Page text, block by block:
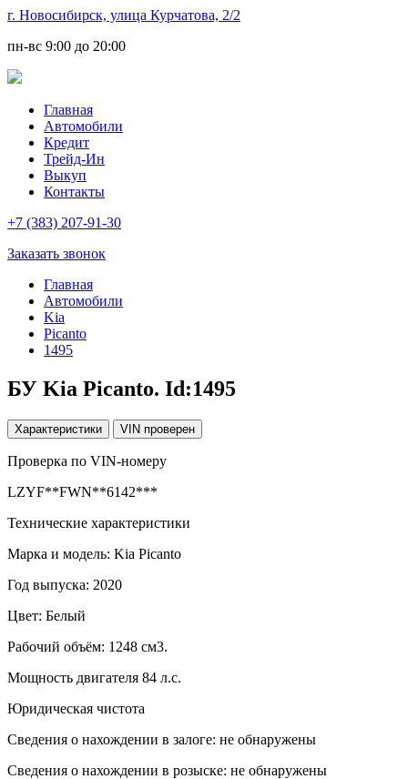
г. Новосибирск, улица Курчатова, 2/2
пн-вс 9:00 до 20:00
Главная
Автомобили
Кредит
Трейд-Ин
Выкуп
Контакты
+7 (383) 207-91-30
Заказать звонок
Главная
Автомобили
Kia
Picanto
1495
БУ Kia Picanto. Id:1495
Характеристики VIN проверен
Проверка по VIN-номеру
LZYF**FWN**6142***
Технические характеристики
Марка и модель: Kia Picanto
Год выпуска: 2020
Цвет: Белый
Рабочий объём: 1248 см3.
Мощность двигателя 84 л.с.
Юридическая чистота
Сведения о нахождении в залоге: не обнаружены
Сведения о нахождении в розыске: не обнаружены